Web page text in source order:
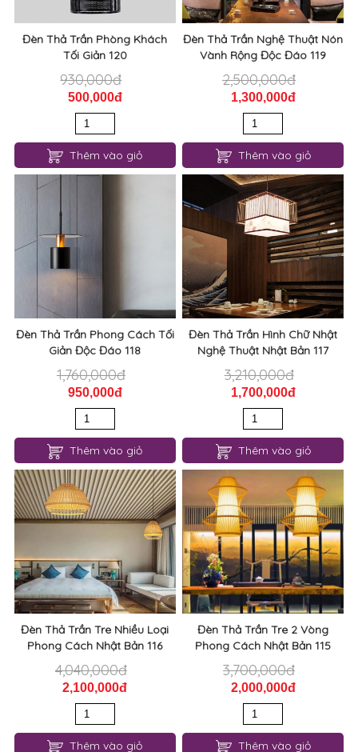
Đèn Thả Trần Phòng Khách
Tối Giản 120
930,000đ
500,000đ
Thêm vào giỏ
Đèn Thả Trần Nghệ Thuật Nón
Vành Rộng Độc Đáo 119
2,500,000đ
1,300,000đ
Thêm vào giỏ
Đèn Thả Trần Phong Cách Tối
Giản Độc Đáo 118
1,760,000đ
950,000đ
Thêm vào giỏ
Đèn Thả Trần Hình Chữ Nhật
Nghệ Thuật Nhật Bản 117
3,210,000đ
1,700,000đ
Thêm vào giỏ
Đèn Thả Trần Tre Nhiều Loại
Phong Cách Nhật Bản 116
4,040,000đ
2,100,000đ
Thêm vào giỏ
Đèn Thả Trần Tre 2 Vòng
Phong Cách Nhật Bản 115
3,700,000đ
2,000,000đ
Thêm vào giỏ